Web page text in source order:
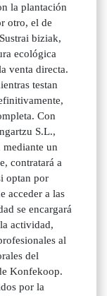
la plantación
otro, el de
biziak,
ecológica
venta directa.
testan
Con
S.L.,
un
contratará a
optan por
acceder a las
se encargará
actividad,
al
del
Konfekoop.
por la